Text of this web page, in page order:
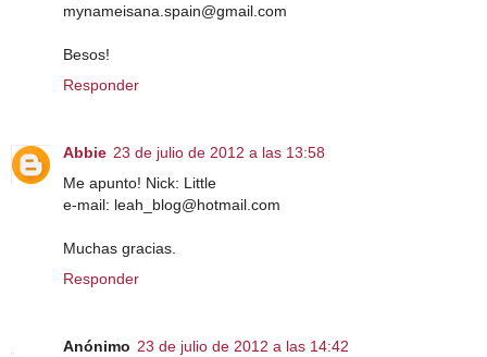
mynameisana.spain@gmail.com
Besos!
Responder
Abbie 23 de julio de 2012 a las 13:58
Me apunto! Nick: Little
e-mail: leah_blog@hotmail.com
Muchas gracias.
Responder
Anónimo 23 de julio de 2012 a las 14:42